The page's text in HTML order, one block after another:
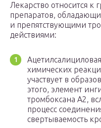
Лекарство относится к
препаратов,
и препятствующими
действиями:
химических
участвует в
этого, элемент
тромбоксана А2,
процесс
свертываемость